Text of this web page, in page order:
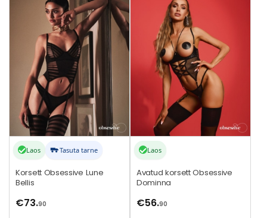
Laos Tasuta tarne
Korsett Obsessive Lune
Bellis
€73.90
varianti.
Valikuid
teha
tootelehel.
Laos
Avatud korsett Obsessive
Dominna
€56.90
varianti.
Valikuid
tootelehel.